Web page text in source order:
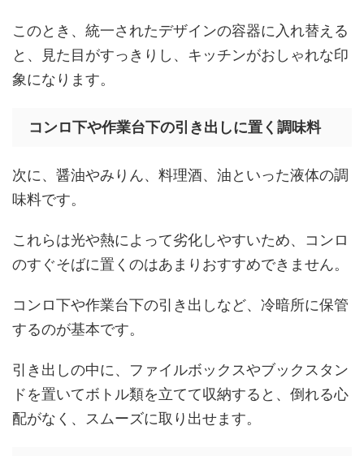
このとき、統一されたデザインの容器に入れ替える
と、見た目がすっきりし、キッチンがおしゃれな印
象になります。
コンロ下や作業台下の引き出しに置く調味料
次に、醤油やみりん、料理酒、油といった液体の調
味料です。
これらは光や熱によって劣化しやすいため、コンロ
のすぐそばに置くのはあまりおすすめできません。
コンロ下や作業台下の引き出しなど、冷暗所に保管
するのが基本です。
引き出しの中に、ファイルボックスやブックスタン
ドを置いてボトル類を立てて収納すると、倒れる心
配がなく、スムーズに取り出せます。